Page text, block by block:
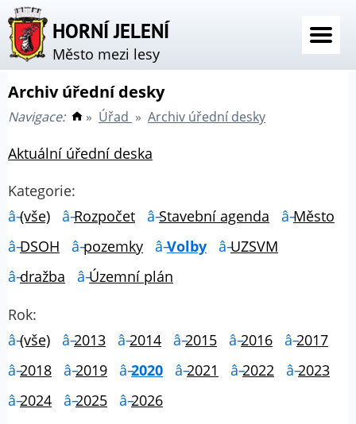
HORNÍ JELENÍ
Město mezi lesy
Archiv úřední desky
Navigace: » Úřad » Archiv úřední desky
Aktuální úřední deska
Kategorie:
(vše)
Rozpočet Stavební agenda
Město
DSOH
pozemky Volby
UZSVM
dražba
Územní plán
Rok:
(vše)
2013 2014 2015 2016
2017
2018
2019 2020 2021 2022
2023
2024
2025 2026